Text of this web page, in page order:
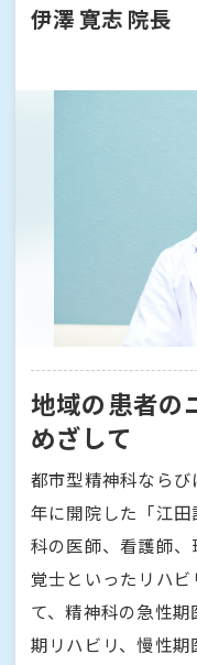
伊澤 寛志 院長
地域の患者の
めざして
都市型精神科なら
年に開院した「江
科の医師、看護師
覚士といったリハ
て、精神科の急性
期リハビリ、慢性